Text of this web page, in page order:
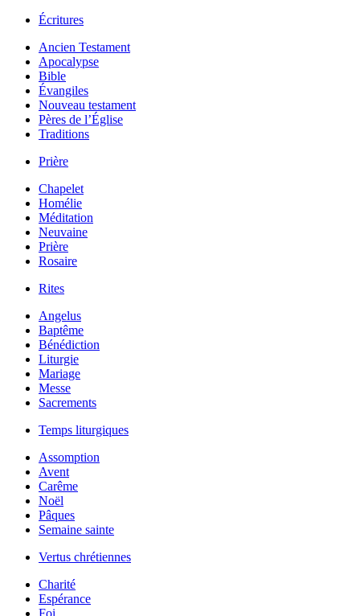
Écritures
Ancien Testament
Apocalypse
Bible
Évangiles
Nouveau testament
Pères de l’Église
Traditions
Prière
Chapelet
Homélie
Méditation
Neuvaine
Prière
Rosaire
Rites
Angelus
Baptême
Bénédiction
Liturgie
Mariage
Messe
Sacrements
Temps liturgiques
Assomption
Avent
Carême
Noël
Pâques
Semaine sainte
Vertus chrétiennes
Charité
Espérance
Foi